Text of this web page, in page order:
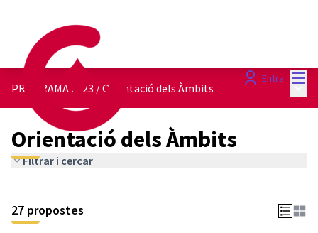
Entra
PROGRAMA 2023 /Orientació dels Àmbits
Orientació dels Àmbits
Filtrar i cercar
27 propostes